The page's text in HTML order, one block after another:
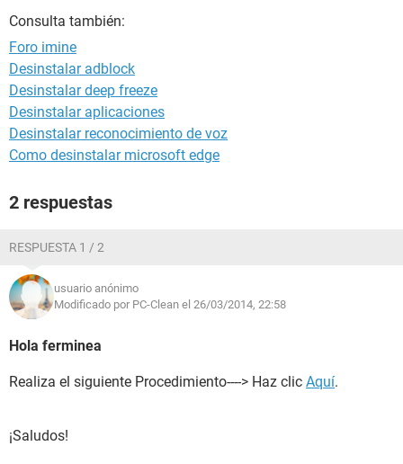
Consulta también:
Foro imine
Desinstalar adblock
Desinstalar deep freeze
Desinstalar aplicaciones
Desinstalar reconocimiento de voz
Como desinstalar microsoft edge
2 respuestas
RESPUESTA 1 / 2
usuario anónimo
Modificado por PC-Clean el 26/03/2014, 22:58
Hola ferminea
Realiza el siguiente Procedimiento----> Haz clic Aquí.
¡Saludos!